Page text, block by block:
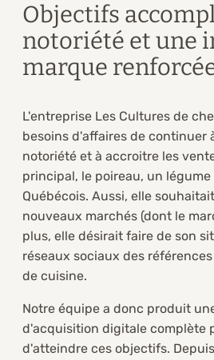
Objectifs
notoriété et une
marque
L'entreprise Les Cultures de
besoins d'affaires de continuer
notoriété et à accroitre les
principal, le poireau, un
Québécois. Aussi, elle
nouveaux marchés (dont le
plus, elle désirait faire de son
réseaux sociaux des
de cuisine.
Notre équipe a donc produit
d'acquisition digitale complète
d'atteindre ces objectifs.